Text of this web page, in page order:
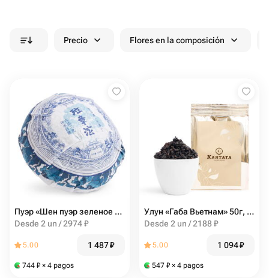
Precio Flores en la composición
Пуэр «Шен пуэр зеленое гнездо» 100г, Кантата
Desde 2 un / 2974 ₽
5.00 1 487₽
744 ₽ × 4 pagos
Улун «Габа Вьетнам» 50г, Кантата
Desde 2 un / 2188 ₽
5.00 1 094₽
547 ₽ × 4 pagos